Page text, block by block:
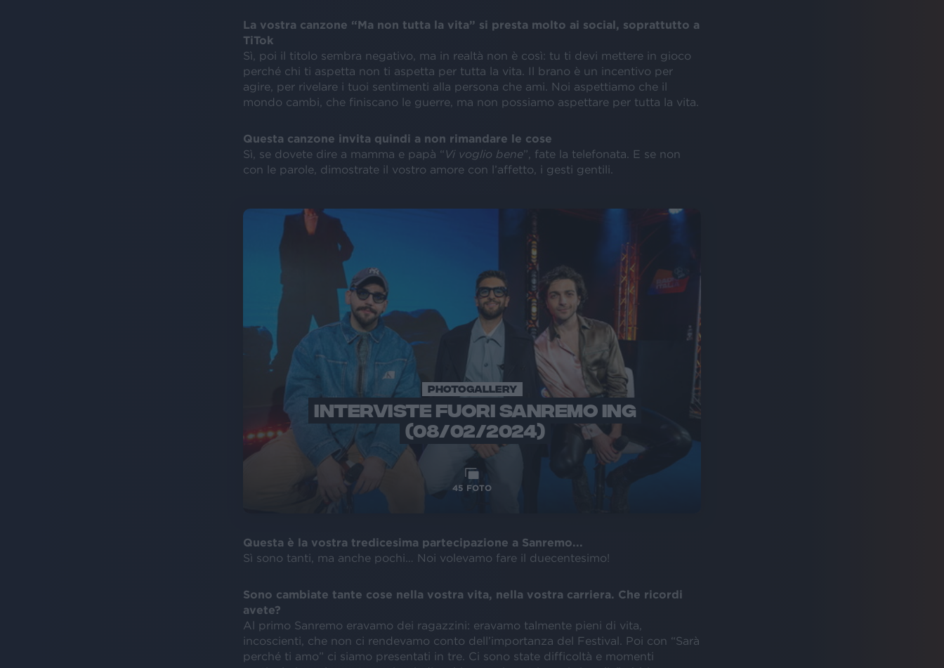
La vostra canzone “Ma non tutta la vita” si presta molto ai social, soprattutto a
TiTok
Sì, poi il titolo sembra negativo, ma in realtà non è così: tu ti devi mettere in gioco
perché chi ti aspetta non ti aspetta per tutta la vita. Il brano è un incentivo per
agire, per rivelare i tuoi sentimenti alla persona che ami. Noi aspettiamo che il
mondo cambi, che finiscano le guerre, ma non possiamo aspettare per tutta la vita.
Questa canzone invita quindi a non rimandare le cose
Sì, se dovete dire a mamma e papà “Vi voglio bene”, fate la telefonata. E se non
con le parole, dimostrate il vostro amore con l’affetto, i gesti gentili.
PHOTOGALLERY
INTERVISTE FUORI SANREMO ING
(08/02/2024)
45 FOTO
Questa è la vostra tredicesima partecipazione a Sanremo...
Sì sono tanti, ma anche pochi… Noi volevamo fare il duecentesimo!
Sono cambiate tante cose nella vostra vita, nella vostra carriera. Che ricordi
avete?
Al primo Sanremo eravamo dei ragazzini: eravamo talmente pieni di vita,
incoscienti, che non ci rendevamo conto dell’importanza del Festival. Poi con “Sarà
perché ti amo” ci siamo presentati in tre. Ci sono state difficoltà e momenti